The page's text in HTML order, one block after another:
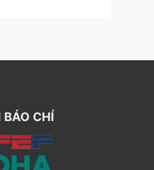
BÁO CHÍ